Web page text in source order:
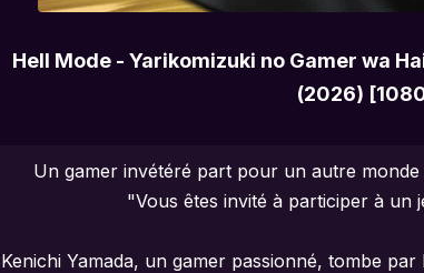
Hell Mode - Yarikomizuki no Gamer wa
(2026)
Un gamer invétéré part pour un autre
"Vous êtes invité à participer à un
Kenichi Yamada, un gamer passionné, tombe